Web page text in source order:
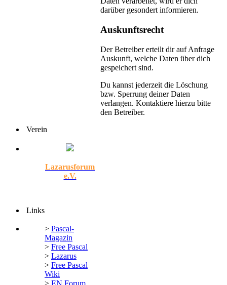
darüber gesondert informieren.
Auskunftsrecht
Der Betreiber erteilt dir auf Anfrage
Auskunft, welche Daten über dich
gespeichert sind.
Du kannst jederzeit die Löschung
bzw. Sperrung deiner Daten
verlangen. Kontaktiere hierzu bitte
den Betreiber.
Verein
Lazarusforum
e.V.
Links
> Pascal-
Magazin
> Free Pascal
> Lazarus
> Free Pascal
Wiki
> EN Forum